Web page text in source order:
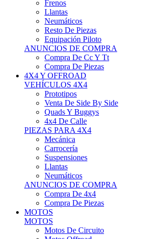
Frenos
Llantas
Neumáticos
Resto De Piezas
Equipación Piloto
ANUNCIOS DE COMPRA
Compra De Cc Y Tt
Compra De Piezas
4X4 Y OFFROAD
VEHÍCULOS 4X4
Prototipos
Venta De Side By Side
Quads Y Buggys
4x4 De Calle
PIEZAS PARA 4X4
Mecánica
Carrocería
Suspensiones
Llantas
Neumáticos
ANUNCIOS DE COMPRA
Compra De 4x4
Compra De Piezas
MOTOS
MOTOS
Motos De Circuito